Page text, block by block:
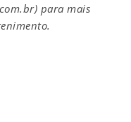
para mais